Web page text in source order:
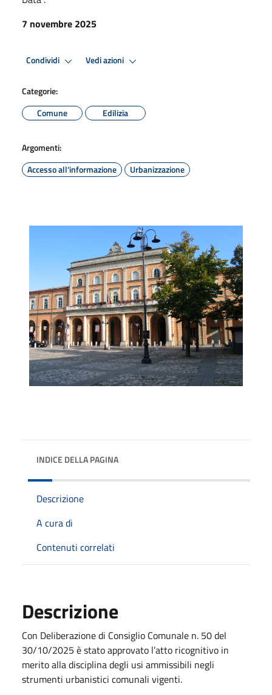
7 novembre 2025
Condividi Vedi azioni
Categorie:
Comune
Edilizia
Argomenti:
Accesso all'informazione
Urbanizzazione
INDICE DELLA PAGINA
Descrizione
A cura di
Contenuti correlati
Descrizione
Con Deliberazione di Consiglio Comunale n. 50 del
30/10/2025 è stato approvato l’atto ricognitivo in
merito alla disciplina degli usi ammissibili negli
strumenti urbanistici comunali vigenti.